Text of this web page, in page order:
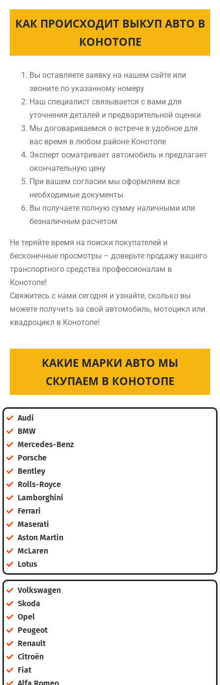
КАК ПРОИСХОДИТ ВЫКУП АВТО В
КОНОТОПЕ
Вы оставляете заявку на нашем сайте или
звоните по указанному номеру
Наш специалист связывается с вами для
уточнения деталей и предварительной оценки
Мы договариваемся о встрече в удобное для
вас время в любом районе Конотопе
Эксперт осматривает автомобиль и предлагает
окончательную цену
При вашем согласии мы оформляем все
необходимые документы
Вы получаете полную сумму наличными или
безналичным расчетом
Не теряйте время на поиски покупателей и
бесконечные просмотры – доверьте продажу вашего
транспортного средства профессионалам в
Конотопе!
Свяжитесь с нами сегодня и узнайте, сколько вы
можете получить за свой автомобиль, мотоцикл или
квадроцикл в Конотопе!
КАКИЕ МАРКИ АВТО МЫ
СКУПАЕМ В КОНОТОПЕ
Audi
BMW
Mercedes-Benz
Porsche
Bentley
Rolls-Royce
Lamborghini
Ferrari
Maserati
Aston Martin
McLaren
Lotus
Volkswagen
Skoda
Opel
Peugeot
Renault
Citroën
Fiat